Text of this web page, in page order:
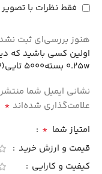
فقط نظرات با
هنوز بررسی‌ای ثبت
0.25w بسته5000 تایی(SEP)”
نشانی ایمیل شما
علامت‌گذاری شده‌اند *
امتیاز شما *
قیمت و ارزش خرید
کیفیت و کارایی